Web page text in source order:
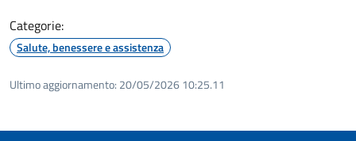
Categorie:
Salute, benessere e assistenza
Ultimo aggiornamento: 20/05/2026 10:25.11